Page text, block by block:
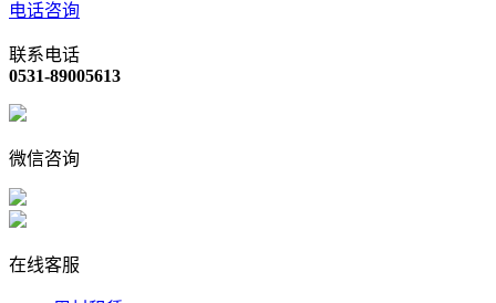
电话咨询
联系电话
0531-89005613
微信咨询
在线客服